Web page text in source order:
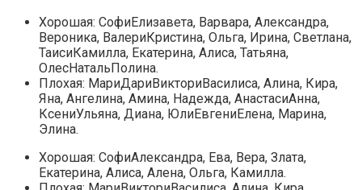
Хорошая: СофиЕлизавета, Варвара, Александра,
Вероника, ВалериКристина, Ольга, Ирина, Светлана,
ТаисиКамилла, Екатерина, Алиса, Татьяна,
ОлесНатальПолина.
Плохая: МариДариВикториВасилиса, Алина, Кира,
Яна, Ангелина, Амина, Надежда, АнастасиАнна,
КсениУльяна, Диана, ЮлиЕвгениЕлена, Марина,
Элина.
Хорошая: СофиАлександра, Ева, Вера, Злата,
Екатерина, Алиса, Алена, Ольга, Камилла.